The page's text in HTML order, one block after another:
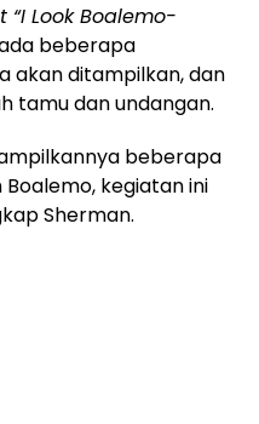
“I Look Boalemo-
beberapa
akan ditampilkan, dan
tamu dan undangan.
beberapa
kegiatan ini
Sherman.